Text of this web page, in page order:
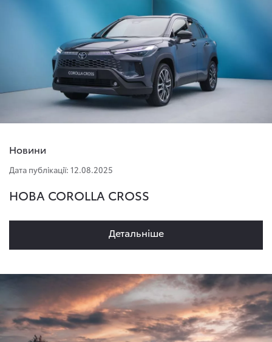
Новини
Дата публікації: 12.08.2025
НОВА COROLLA CROSS
Детальнiше